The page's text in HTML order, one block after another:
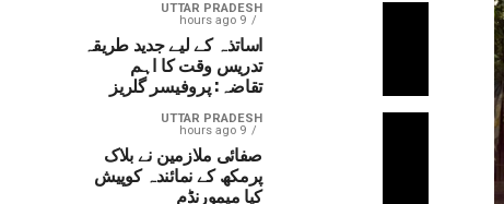
UTTAR PRADESH
9 hours ago
اساتذہ کے لیے جدید طریقہ
تدریس وقت کا اہم
تقاضہ: پروفیسر گلریز
UTTAR PRADESH
9 hours ago
صفائی ملازمین نے بلاک
پرمکھ کے نمائندہ کوپیش
کیا میمورنڈم